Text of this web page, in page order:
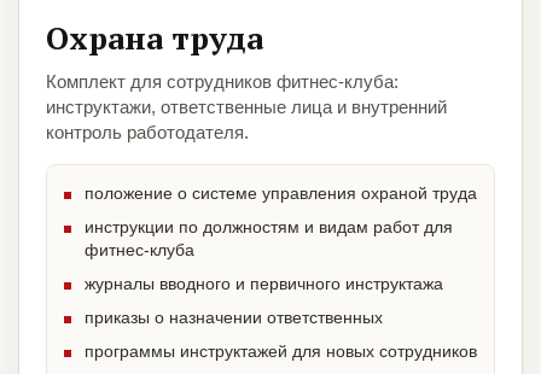
Охрана труда
Комплект для сотрудников фитнес-клуба:
инструктажи, ответственные лица и внутренний
контроль работодателя.
положение о системе управления охраной труда
инструкции по должностям и видам работ для
фитнес-клуба
журналы вводного и первичного инструктажа
приказы о назначении ответственных
программы инструктажей для новых сотрудников